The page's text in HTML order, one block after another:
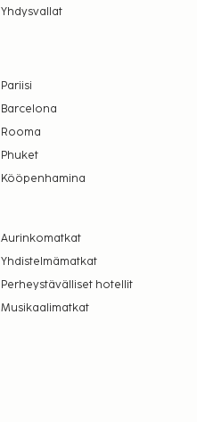
Yhdysvallat
Pariisi
Barcelona
Rooma
Phuket
Kööpenhamina
Aurinkomatkat
Yhdistelmämatkat
Perheystävälliset hotellit
Musikaalimatkat